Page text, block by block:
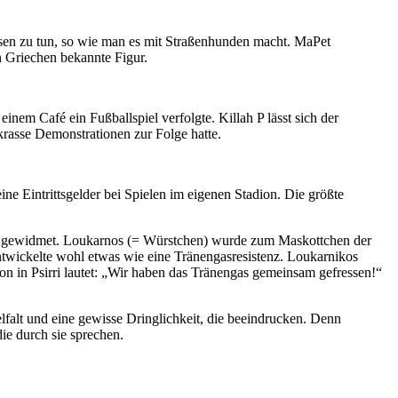
zu tun, so wie man es mit Straßenhunden macht. MaPet
bekannte Figur.
Café ein Fußballspiel verfolgte. Killah P lässt sich der
Demonstrationen zur Folge hatte.
Eintrittsgelder bei Spielen im eigenen Stadion. Die größte
Loukarnos (= Würstchen) wurde zum Maskottchen der
wohl etwas wie eine Tränengasresistenz. Loukarnikos
Psirri lautet: „Wir haben das Tränengas gemeinsam gefressen!“
und eine gewisse Dringlichkeit, die beeindrucken. Denn
durch sie sprechen.